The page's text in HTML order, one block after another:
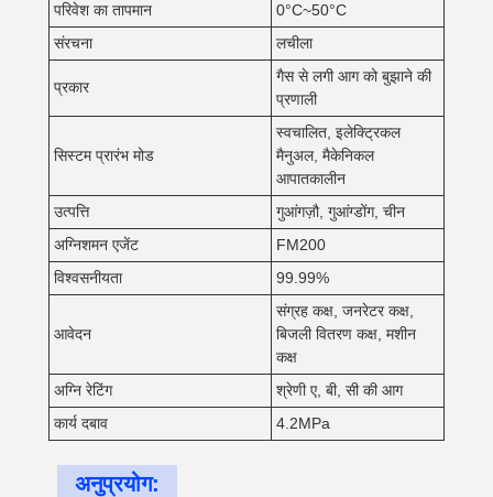
परिवेश का तापमान
0°C~50°C
संरचना
लचीला
प्रकार
गैस से लगी आग को बुझाने की
प्रणाली
सिस्टम प्रारंभ मोड
स्वचालित, इलेक्ट्रिकल
मैनुअल, मैकेनिकल
आपातकालीन
उत्पत्ति
गुआंगज़ौ, गुआंग्डोंग, चीन
अग्निशमन एजेंट
FM200
विश्वसनीयता
99.99%
आवेदन
संग्रह कक्ष, जनरेटर कक्ष,
बिजली वितरण कक्ष, मशीन
कक्ष
अग्नि रेटिंग
श्रेणी ए, बी, सी की आग
कार्य दबाव
4.2MPa
अनुप्रयोग: